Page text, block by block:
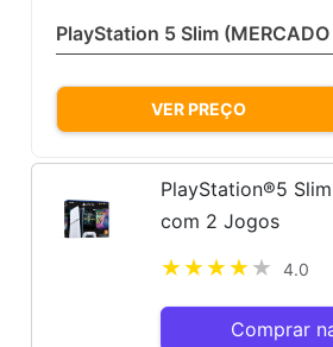
PlayStation 5 Slim (MERCADO
VER PREÇO
PlayStation®5
com 2 Jogos
4.0
Comprar